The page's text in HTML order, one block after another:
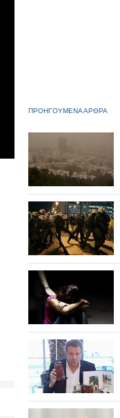
ΠΡΟΗΓΟΥΜΕΝΑ ΑΡΘΡΑ